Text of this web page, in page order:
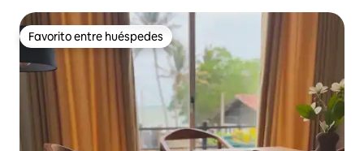
Favorito entre huéspedes
Favorito entre huéspedes